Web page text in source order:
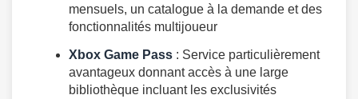
mensuels, un catalogue à la demande et des
fonctionnalités multijoueur
Xbox Game Pass : Service particulièrement
avantageux donnant accès à une large
bibliothèque incluant les exclusivités